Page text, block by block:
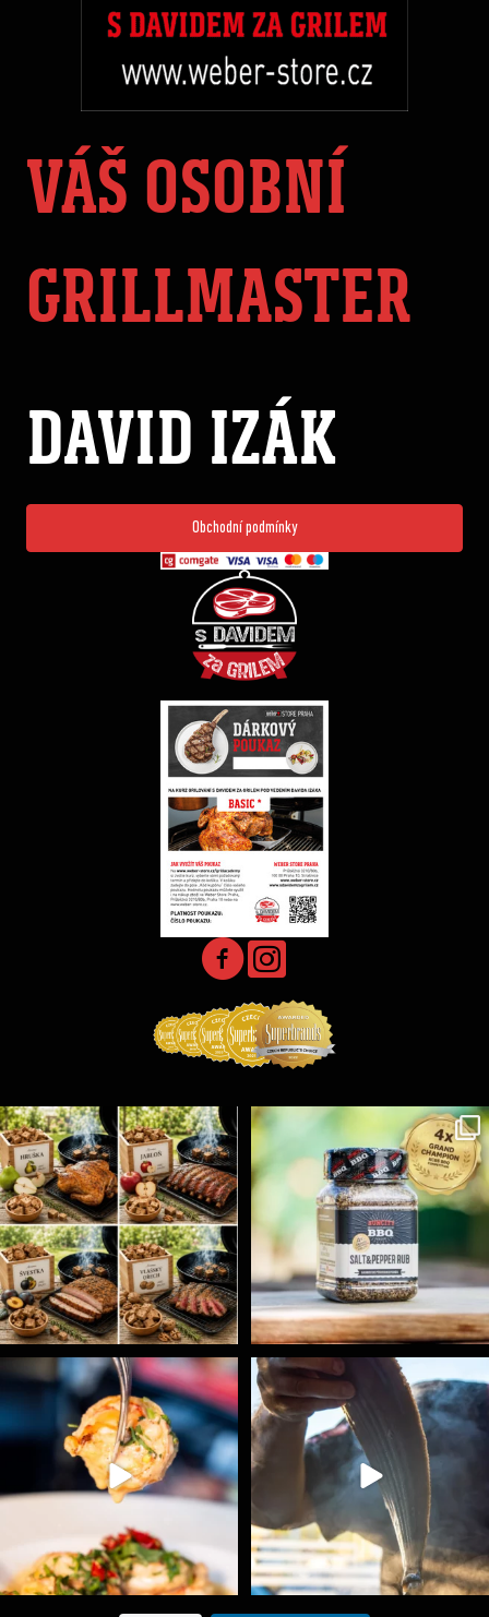
VÁŠ OSOBNÍ
GRILLMASTER
DAVID IZÁK
Obchodní podmínky
Udící špalíky - BORN TO SMOKE - různé druhy k...
3 0
Koření Suncity – autentická BBQ chuť u vás doma!...
1 0
Spoustu podobných triků, které vám usnadní nejenom ...
9 0
Ryba na grilu je opravdu rychlá, a stejně tak